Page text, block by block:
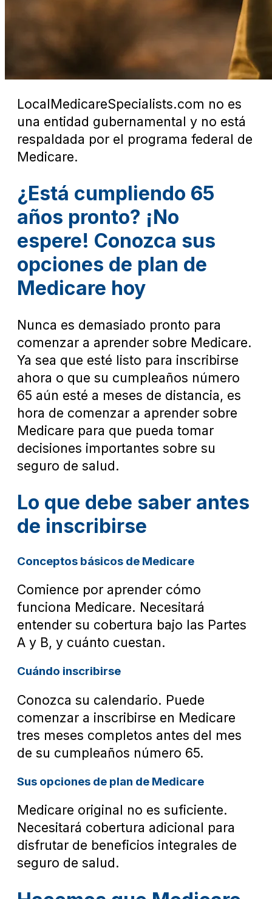
LocalMedicareSpecialists.com no es
una entidad gubernamental y no está
respaldada por el programa federal de
Medicare.
¿Está cumpliendo 65
años pronto? ¡No
espere! Conozca sus
opciones de plan de
Medicare hoy
Nunca es demasiado pronto para
comenzar a aprender sobre Medicare.
Ya sea que esté listo para inscribirse
ahora o que su cumpleaños número
65 aún esté a meses de distancia, es
hora de comenzar a aprender sobre
Medicare para que pueda tomar
decisiones importantes sobre su
seguro de salud.
Lo que debe saber antes
de inscribirse
Conceptos básicos de Medicare
Comience por aprender cómo
funciona Medicare. Necesitará
entender su cobertura bajo las Partes
A y B, y cuánto cuestan.
Cuándo inscribirse
Conozca su calendario. Puede
comenzar a inscribirse en Medicare
tres meses completos antes del mes
de su cumpleaños número 65.
Sus opciones de plan de Medicare
Medicare original no es suficiente.
Necesitará cobertura adicional para
disfrutar de beneficios integrales de
seguro de salud.